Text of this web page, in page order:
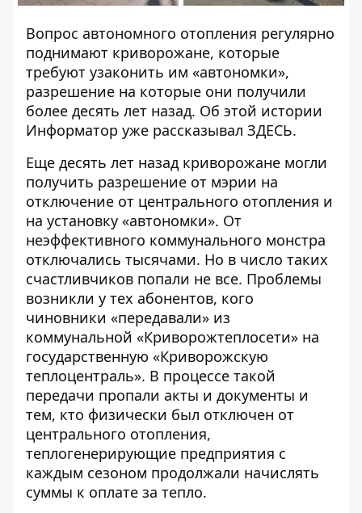
Вопрос автономного отопления регулярно
поднимают криворожане, которые
требуют узаконить им «автономки»,
разрешение на которые они получили
более десять лет назад. Об этой истории
Информатор уже рассказывал ЗДЕСЬ.
Еще десять лет назад криворожане могли
получить разрешение от мэрии на
отключение от центрального отопления и
на установку «автономки». От
неэффективного коммунального монстра
отключались тысячами. Но в число таких
счастливчиков попали не все. Проблемы
возникли у тех абонентов, кого
чиновники «передавали» из
коммунальной «Криворожтеплосети» на
государственную «Криворожскую
теплоцентраль». В процессе такой
передачи пропали акты и документы и
тем, кто физически был отключен от
центрального отопления,
теплогенерирующие предприятия с
каждым сезоном продолжали начислять
суммы к оплате за тепло.